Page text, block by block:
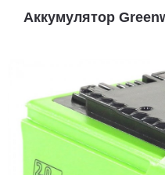
Аккумулятор